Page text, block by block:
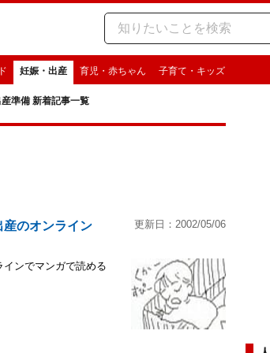
妊娠・出産 育児・赤ちゃん 子育て・キッズ
準備 新着記事一覧
のオンライン
更新日：2002/05/06
ンでマンガで読める